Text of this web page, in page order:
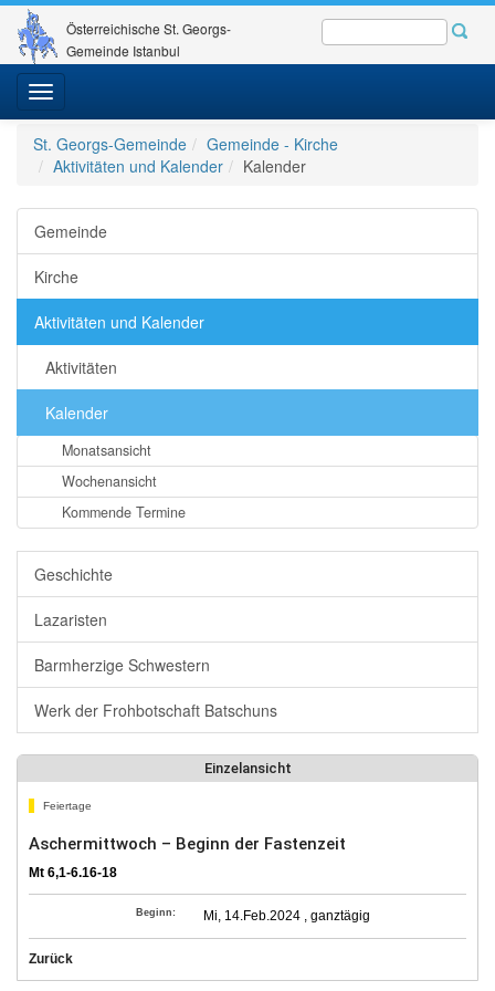
Österreichische St. Georgs-
Gemeinde Istanbul
Toggle
navigation
St. Georgs-Gemeinde
Gemeinde - Kirche
Aktivitäten und Kalender
Kalender
Gemeinde
Kirche
Aktivitäten und Kalender
Aktivitäten
Kalender
Monatsansicht
Wochenansicht
Kommende Termine
Geschichte
Lazaristen
Barmherzige Schwestern
Werk der Frohbotschaft Batschuns
Einzelansicht
Feiertage
Aschermittwoch – Beginn der Fastenzeit
Mt 6,1-6.16-18
Beginn: Mi, 14.Feb.2024 , ganztägig
Zurück